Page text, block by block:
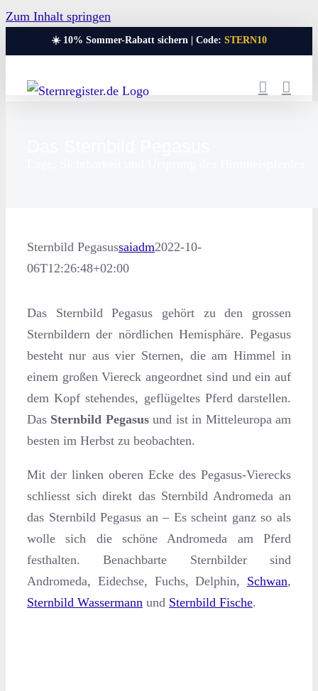
Zum Inhalt springen
☀️ 10% Sommer-Rabatt sichern | Code: STERN10
Sternbild Pegasussaiadm2022-10-
06T12:26:48+02:00
Das Sternbild Pegasus gehört zu den grossen
Sternbildern der nördlichen Hemisphäre. Pegasus
besteht nur aus vier Sternen, die am Himmel in
einem großen Viereck angeordnet sind und ein auf
dem Kopf stehendes, geflügeltes Pferd darstellen.
Das Sternbild Pegasusund ist in Mitteleuropa am
besten im Herbst zu beobachten.
Mit der linken oberen Ecke des Pegasus-Vierecks
schliesst sich direkt das Sternbild Andromeda an
das Sternbild Pegasus an – Es scheint ganz so als
wolle sich die schöne Andromeda am Pferd
festhalten. Benachbarte Sternbilder sind
Andromeda, Eidechse, Fuchs, Delphin, Schwan,
Sternbild Wassermann und Sternbild Fische.